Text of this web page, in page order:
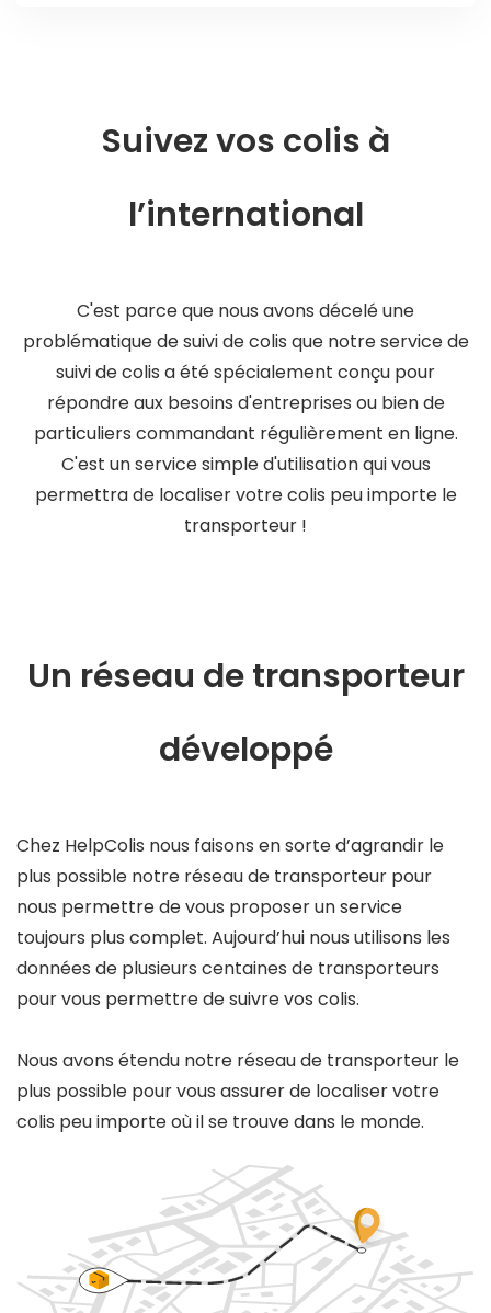
Suivez vos colis à
l’international
C'est parce que nous avons décelé une
problématique de suivi de colis que notre service de
suivi de colis a été spécialement conçu pour
répondre aux besoins d'entreprises ou bien de
particuliers commandant régulièrement en ligne.
C'est un service simple d'utilisation qui vous
permettra de localiser votre colis peu importe le
transporteur !
Un réseau de transporteur
développé
Chez HelpColis nous faisons en sorte d’agrandir le
plus possible notre réseau de transporteur pour
nous permettre de vous proposer un service
toujours plus complet. Aujourd’hui nous utilisons les
données de plusieurs centaines de transporteurs
pour vous permettre de suivre vos colis.
Nous avons étendu notre réseau de transporteur le
plus possible pour vous assurer de localiser votre
colis peu importe où il se trouve dans le monde.